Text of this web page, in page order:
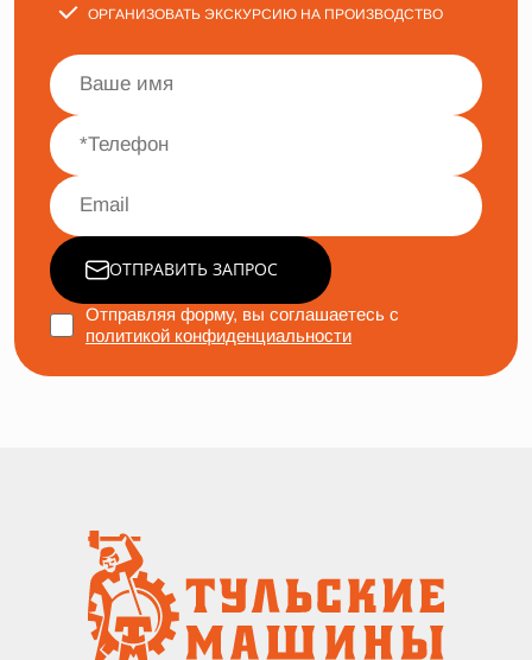
ОРГАНИЗОВАТЬ ЭКСКУРСИЮ НА ПРОИЗВОДСТВО
ОТПРАВИТЬ ЗАПРОС
Отправляя форму, вы соглашаетесь с
политикой конфиденциальности